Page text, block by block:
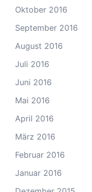
Oktober 2016
September 2016
August 2016
Juli 2016
Juni 2016
Mai 2016
April 2016
März 2016
Februar 2016
Januar 2016